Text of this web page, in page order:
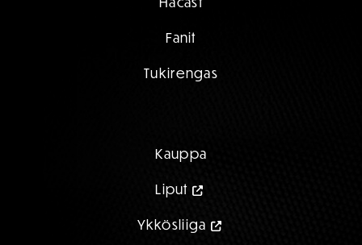
Fanit
Tukirengas
Kauppa
Liput
Ykkösliiga